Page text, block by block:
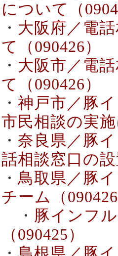
について（
・ 大阪府／電
て（090426）
・ 大阪市／電
て（090426）
・ 神戸市／豚
市民相談の実
・ 奈良県／豚
話相談窓口の
・ 鳥取県／豚
チーム（
・ 豚インフ
（090425）